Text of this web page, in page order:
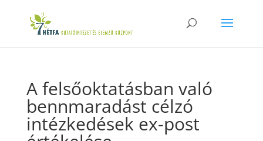
A felsőoktatásban való
bennmaradást célzó
intézkedések ex-post